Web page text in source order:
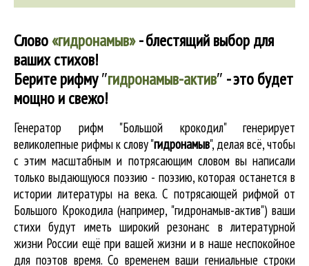
Слово«гидронамыв»- блестящий выбор для
ваших стихов!
Берите рифму″гидронамыв-актив″ - это будет
мощно и свежо!
Генератор рифм "Большой крокодил" генерирует
великолепные рифмы к слову "гидронамыв", делая всё, чтобы
с этим масштабным и потрясающим словом вы написали
только выдающуюся поэзию - поэзию, которая останется в
истории литературы на века. С потрясающей рифмой от
Большого Крокодила (например, "гидронамыв-актив") ваши
стихи будут иметь широкий резонанс в литературной
жизни России ещё при вашей жизни и в наше неспокойное
для поэтов время. Со временем ваши гениальные строки